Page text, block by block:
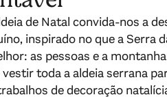
de Natal convida-nos a
inspirado no que a Serra
as pessoas e a
toda a aldeia serrana
de decoração